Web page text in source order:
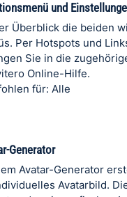
und
Überblick die beiden
Per Hotspots und
Sie in die
Online-Hilfe.
für: Alle
Generator
Avatar-Generator
Avatarbild.